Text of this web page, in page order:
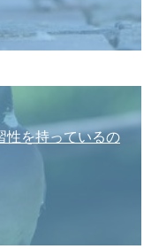
性を持っているの